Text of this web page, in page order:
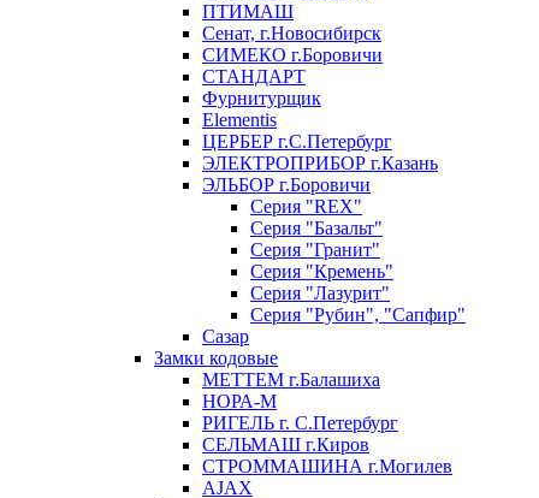
ПТИМАШ
Сенат, г.Новосибирск
СИМЕКО г.Боровичи
СТАНДАРТ
Фурнитурщик
Elementis
ЦЕРБЕР г.С.Петербург
ЭЛЕКТРОПРИБОР г.Казань
ЭЛЬБОР г.Боровичи
Серия "REX"
Серия "Базальт"
Серия "Гранит"
Серия "Кремень"
Серия "Лазурит"
Серия "Рубин", "Сапфир"
Сазар
Замки кодовые
МЕТТЕМ г.Балашиха
НОРА-М
РИГЕЛЬ г. С.Петербург
СЕЛЬМАШ г.Киров
СТРОММАШИНА г.Могилев
AJAX